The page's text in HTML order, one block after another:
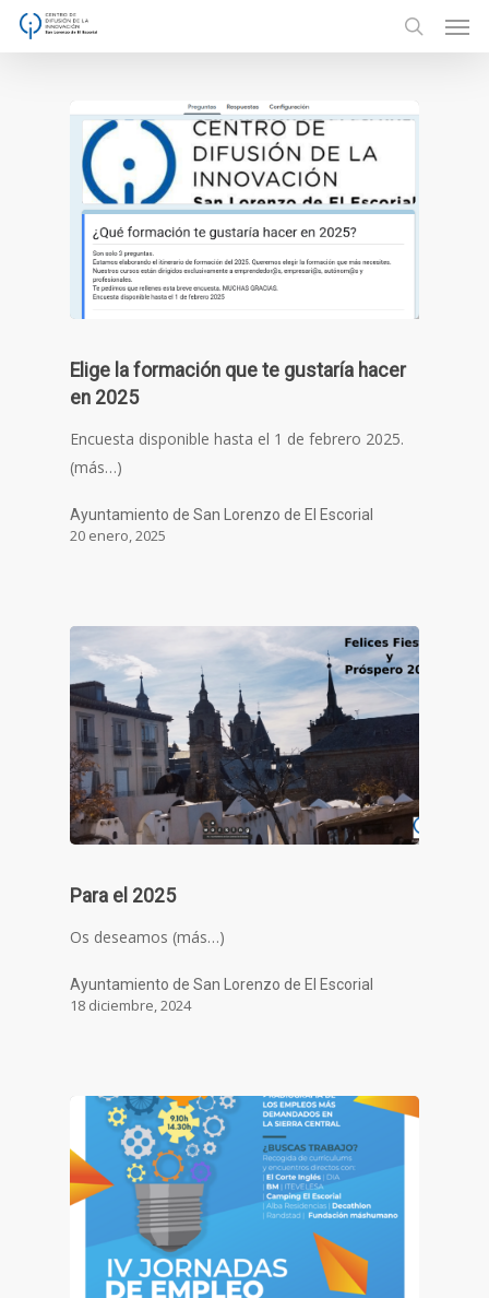
Skip
search
Elige la formación que te gustaría hacer
en 2025
Encuesta disponible hasta el 1 de febrero 2025.
(más…)
Ayuntamiento de San Lorenzo de El Escorial
20 enero, 2025
Para el 2025
Os deseamos (más…)
Ayuntamiento de San Lorenzo de El Escorial
18 diciembre, 2024